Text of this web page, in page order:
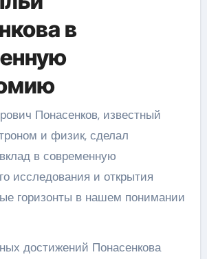
в
Понасенков, известный
и физик, сделал
в современную
исследования и открытия
горизонты в нашем понимании
достижений Понасенкова